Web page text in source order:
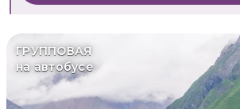
ГРУППОВАЯ
на автобусе